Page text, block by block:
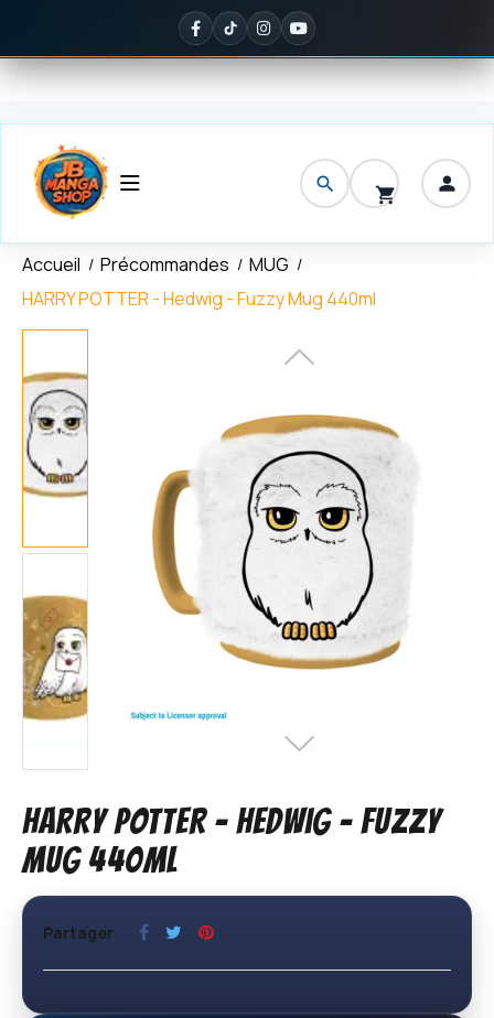
dès 150 € d'achat ✦ Noté
Accueil Précommandes
MUG
HARRY POTTER - Hedwig - Fuzzy Mug 440ml
HARRY POTTER - Hedwig - Fuzzy
Mug 440ml
Partager
Panneau de gestion des cookies